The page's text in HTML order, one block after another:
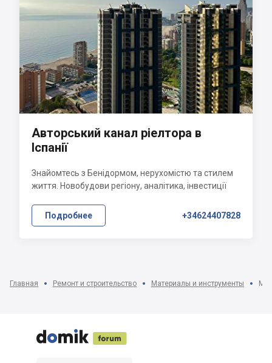
Авторський канал ріелтора в
Іспанії
Знайомтесь з Бенідормом, нерухомістю та стилем
життя. Новобудови регіону, аналітика, інвестиції
Подробнее +34624407828
Главная Ремонт и строительство Материалы и инструменты


 
